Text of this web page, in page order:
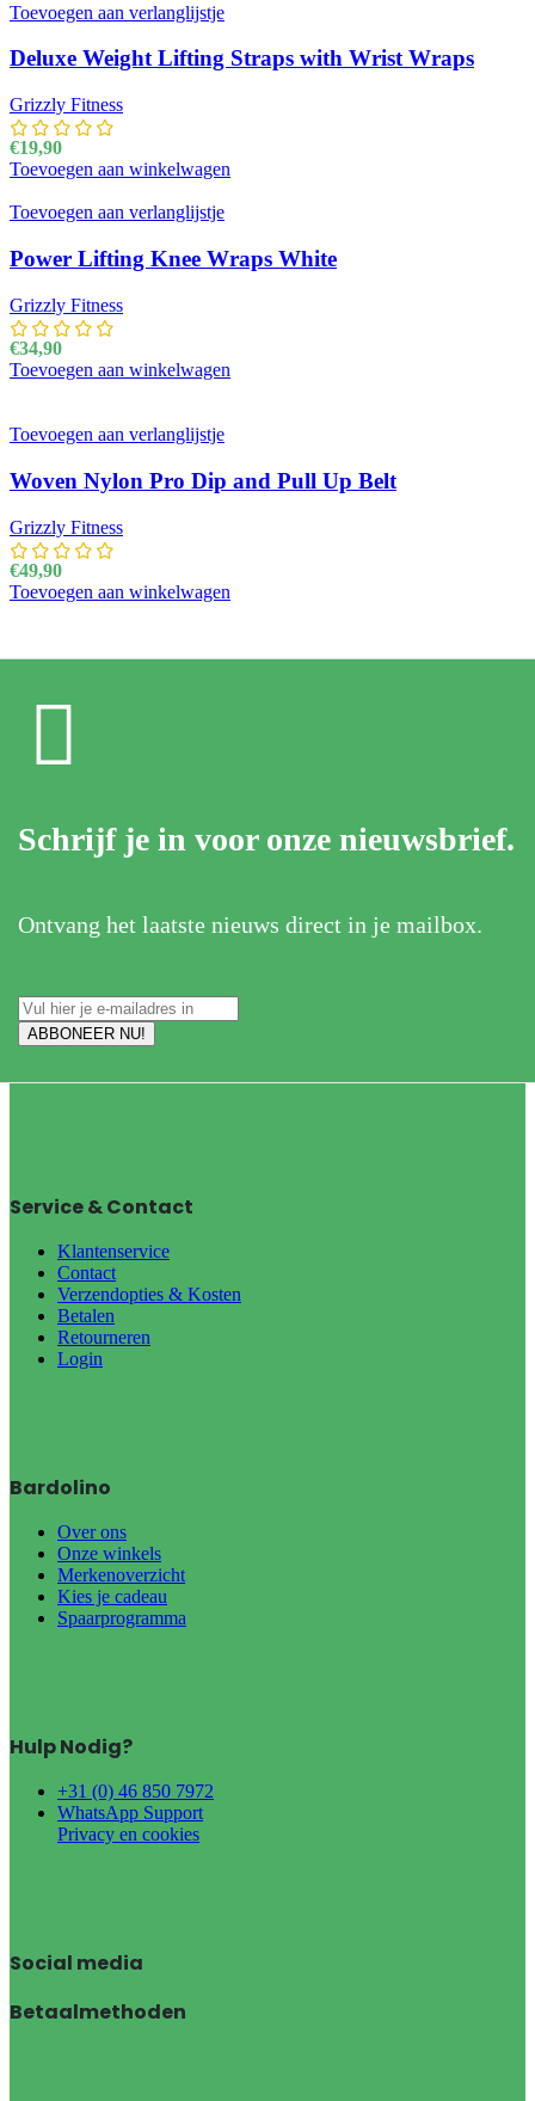
Toevoegen aan verlanglijstje
Deluxe Weight Lifting Straps with Wrist Wraps
Grizzly Fitness
€19,90
Toevoegen aan winkelwagen
Toevoegen aan verlanglijstje
Power Lifting Knee Wraps White
Grizzly Fitness
€34,90
Toevoegen aan winkelwagen
Toevoegen aan verlanglijstje
Woven Nylon Pro Dip and Pull Up Belt
Grizzly Fitness
€49,90
Toevoegen aan winkelwagen
Schrijf je in voor onze nieuwsbrief.
Ontvang het laatste nieuws direct in je mailbox.
Service & Contact
Klantenservice
Contact
Verzendopties & Kosten
Betalen
Retourneren
Login
Bardolino
Over ons
Onze winkels
Merkenoverzicht
Kies je cadeau
Spaarprogramma
Hulp Nodig?
+31 (0) 46 850 7972
WhatsApp Support
Privacy en cookies
Social media
Betaalmethoden